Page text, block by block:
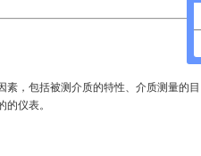
，包括被测介质的特性、介质测量的目
仪表。